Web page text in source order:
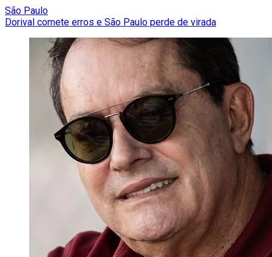
São Paulo
Dorival comete erros e São Paulo perde de virada